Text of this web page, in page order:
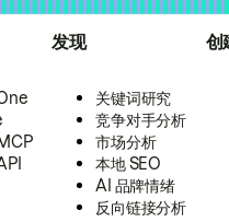
发现
关键词研究
竞争对手分析
市场分析
本地 SEO
AI 品牌情绪
反向链接分析
创